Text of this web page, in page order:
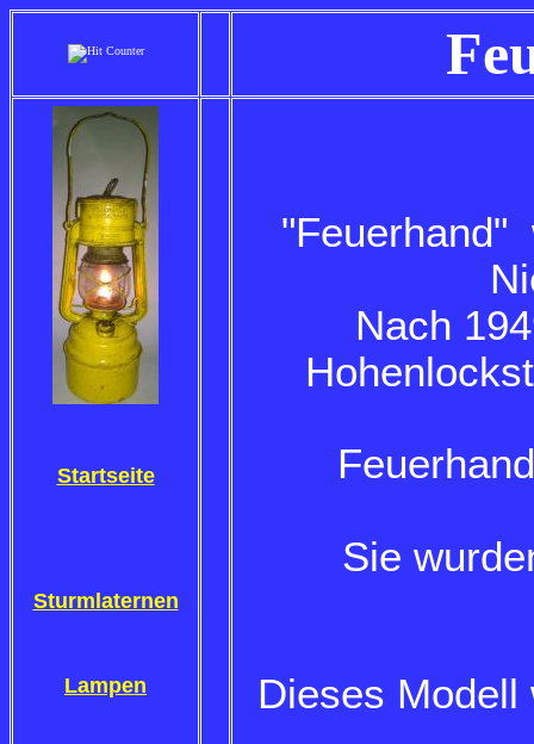
Startseite
Sturmlaternen
Lampen
"Feuerhand"
Nach
Sie
Dieses